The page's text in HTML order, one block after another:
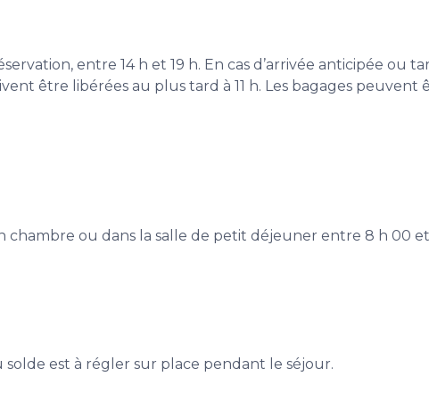
entre 14 h et 19 h. En cas d’arrivée anticipée ou
être libérées au plus tard à 11 h. Les bagages
chambre ou dans la salle de petit déjeuner entre 8 h 00
est à régler sur place pendant le séjour.